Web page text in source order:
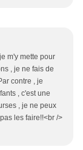
m'y mette pour
, je ne fais de
contre , je
, c'est une
, je ne peux
les faire!!<br />